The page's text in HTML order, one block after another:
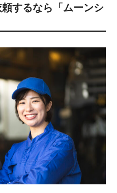
するなら「ムーンシ